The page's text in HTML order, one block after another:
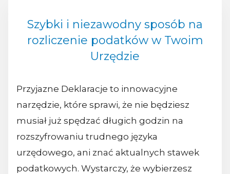
Szybki i niezawodny sposób na
rozliczenie podatków w Twoim
Urzędzie
Przyjazne Deklaracje to innowacyjne
narzędzie, które sprawi, że nie będziesz
musiał już spędzać długich godzin na
rozszyfrowaniu trudnego języka
urzędowego, ani znać aktualnych stawek
podatkowych. Wystarczy, że wybierzesz